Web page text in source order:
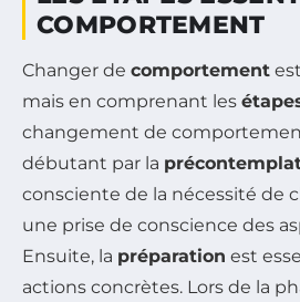
COMPORTEMENT
Changer de comportement
mais en comprenant les
changement de
débutant par la
consciente de la nécessité de
une prise de conscience des
Ensuite, la préparation est
actions concrètes. Lors de la